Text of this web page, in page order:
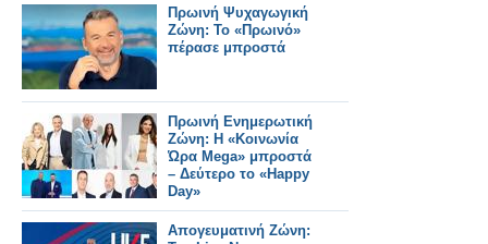
Πρωινή Ψυχαγωγική
Ζώνη: Το «Πρωινό»
πέρασε μπροστά
Πρωινή Ενημερωτική
Ζώνη: Η «Κοινωνία
Ώρα Mega» μπροστά
– Δεύτερο το «Happy
Day»
Απογευματινή Ζώνη: